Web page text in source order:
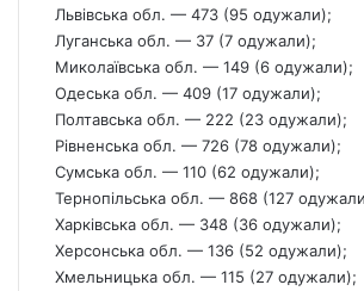
Львівська обл. — 473 (95 одужали);
Луганська обл. — 37 (7 одужали);
Миколаївська обл. — 149 (6 одужали);
Одеська обл. — 409 (17 одужали);
Полтавська обл. — 222 (23 одужали);
Рівненська обл. — 726 (78 одужали);
Сумська обл. — 110 (62 одужали);
Тернопільська обл. — 868 (127
Харківська обл. — 348 (36 одужали);
Херсонська обл. — 136 (52 одужали);
Хмельницька обл. — 115 (27 одужали);